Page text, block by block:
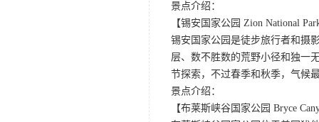
景点介绍：
【锡安国家公园 Zion National
锡安国家公园是徒步旅行者和摄
层、数不胜数的荒野小径和独一
节探索，不过春季和秋季，气候
景点介绍：
【布莱斯峡谷国家公园 Bryce